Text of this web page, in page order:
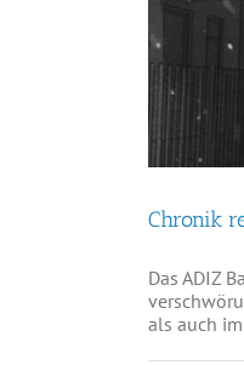
Chronik
Das ADIZ
als auch